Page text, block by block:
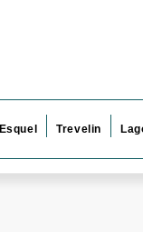
Esquel Trevelin